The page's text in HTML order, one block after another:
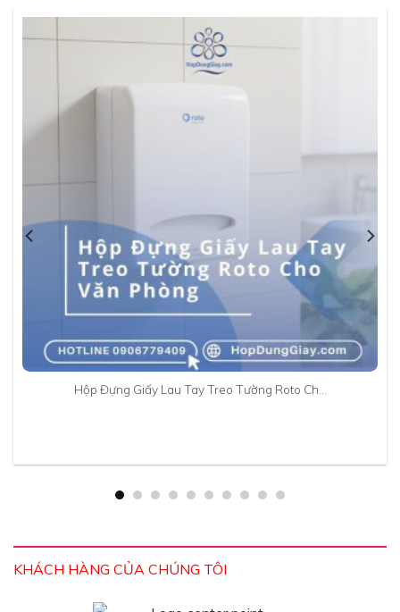
Hộp Đựng Giấy Lau Tay Treo Tường Roto Ch…
KHÁCH HÀNG CỦA CHÚNG TÔI